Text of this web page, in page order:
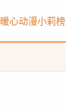
暖心动漫小莉榜